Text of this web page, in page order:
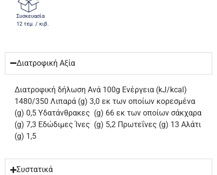
Συσκευασία
12 τεμ. / κιβ.
Διατροφική Αξία
Διατροφική δήλωση Ανά 100g Ενέργεια (kJ/kcal)
1480/350 Λιπαρά (g) 3,0 εκ των οποίων κορεσμένα
(g) 0,5 Υδατάνθρακες (g) 66 εκ των οποίων σάκχαρα
(g) 7,3 Εδώδιμες Ίνες (g) 5,2 Πρωτεΐνες (g) 13 Αλάτι
(g) 1,5
Συστατικά